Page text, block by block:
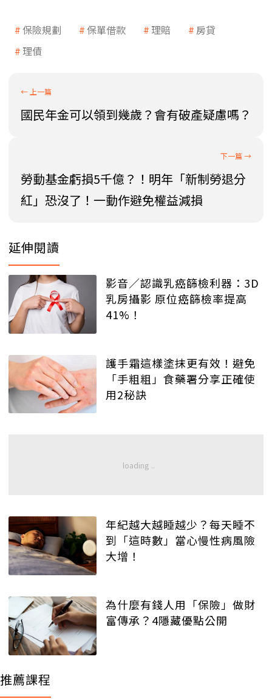
保險規劃 保單借款 理賠
房貸
理債
國民年金可以領到幾歲？會有破產疑慮嗎？
勞動基金虧損5千億？！明年「新制勞退分
紅」恐沒了！一動作避免權益減損
延伸閱讀
影音／認識乳癌篩檢利器：3D
乳房攝影 原位癌篩檢率提高
41%！
護手霜這樣塗抹更有效！避免
「手粗粗」食藥署分享正確使
用2秘訣
年紀越大越睡越少？每天睡不
到「這時數」當心慢性病風險
大增！
為什麼有錢人用「保險」做財
富傳承？4隱藏優點公開
推薦課程